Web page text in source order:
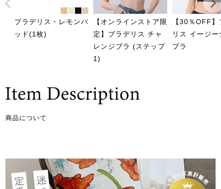
ブラデリス・レモンパ
ッド(1枚)
【オンラインストア限
定】ブラデリス チャ
レンジブラ (ステップ
1)
【30％OFF
リス イージ
ブラ
商品について